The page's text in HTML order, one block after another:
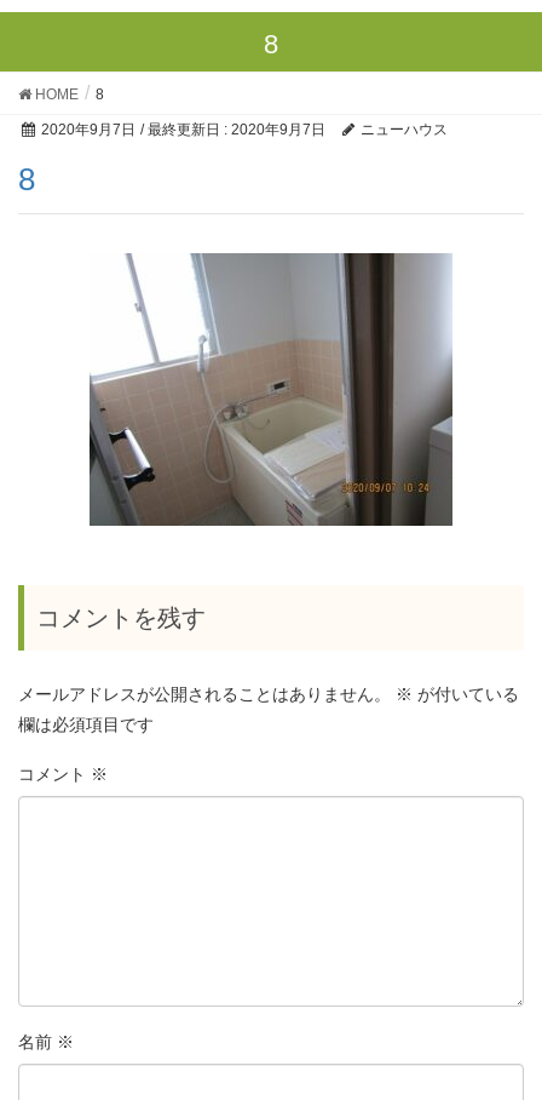
8
HOME 8
2020年9月7日 / 最終更新日 : 2020年9月7日 ニューハウス
8
コメントを残す
メールアドレスが公開されることはありません。 ※ が付いている
欄は必須項目です
コメント ※
名前 ※